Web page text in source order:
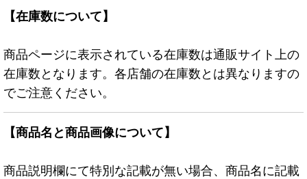
【在庫数について】
商品ページに表示されている在庫数は通販サイト上の
在庫数となります。各店舗の在庫数とは異なりますの
でご注意ください。
【商品名と商品画像について】
商品説明欄にて特別な記載が無い場合、商品名に記載